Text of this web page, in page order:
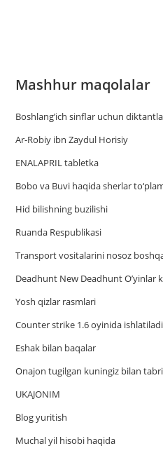
Mashhur maqolalar
Boshlang’ich sinflar uchun
Ar-Robiy ibn Zaydul Horisiy
ENALAPRIL tabletka
Bobo va Buvi haqida sherlar
Hid bilishning buzilishi
Ruanda Respublikasi
Trаnsport vositаlаrini nosoz
Deadhunt New Deadhunt O’yinlar
Yosh qizlar rasmlari
Counter strike 1.6 oyinida
Eshak bilan baqalar
Onajon tugilgan kuningiz bilan
UKAJONIM
Blog yuritish
Muchal yil hisobi haqida